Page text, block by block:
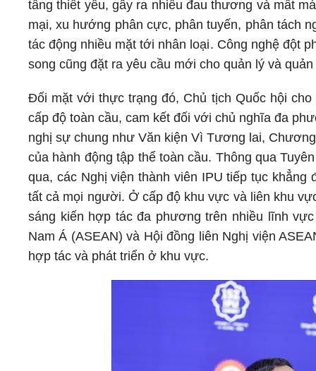
tầng thiết yếu, gây ra nhiều đau thương và mất
mại, xu hướng phân cực, phân tuyến, phân tách
tác động nhiều mặt tới nhân loại. Công nghệ đột
song cũng đặt ra yêu cầu mới cho quản lý và quản
Đối mặt với thực trạng đó, Chủ tịch Quốc hội
cấp độ toàn cầu, cam kết đối với chủ nghĩa đa
nghị sự chung như Văn kiện Vì Tương lai,
của hành động tập thể toàn cầu. Thông qua
qua, các Nghị viện thành viên IPU tiếp tục
tất cả mọi người. Ở cấp độ khu vực và liên khu
sáng kiến hợp tác đa phương trên nhiều lĩnh
Nam Á (ASEAN) và Hội đồng liên Nghị viện
hợp tác và phát triển ở khu vực.